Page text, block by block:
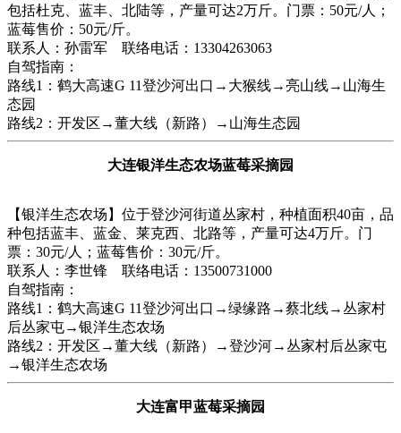
包括杜克、蓝丰、北陆等，产量可达2万斤。门票：50元/人；
蓝莓售价：50元/斤。
联系人：孙雷军 联络电话：13304263063
自驾指南：
路线1：鹤大高速G 11登沙河出口→大猴线→亮山线→山海生
态园
路线2：开发区→董大线（新路）→山海生态园
大连银洋生态农场蓝莓采摘园
【银洋生态农场】位于登沙河街道丛家村，种植面积40亩，品
种包括蓝丰、蓝金、莱克西、北路等，产量可达4万斤。门
票：30元/人；蓝莓售价：30元/斤。
联系人：李世锋 联络电话：13500731000
自驾指南：
路线1：鹤大高速G 11登沙河出口→绿缘路→蔡北线→丛家村
后丛家屯→银洋生态农场
路线2：开发区→董大线（新路）→登沙河→丛家村后丛家屯
→银洋生态农场
大连富甲蓝莓采摘园